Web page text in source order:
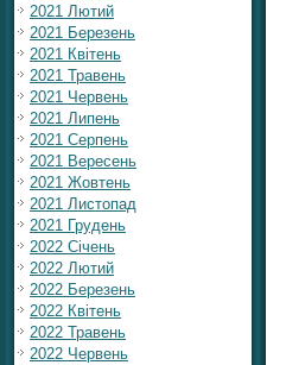
2021 Лютий
2021 Березень
2021 Квітень
2021 Травень
2021 Червень
2021 Липень
2021 Серпень
2021 Вересень
2021 Жовтень
2021 Листопад
2021 Грудень
2022 Січень
2022 Лютий
2022 Березень
2022 Квітень
2022 Травень
2022 Червень